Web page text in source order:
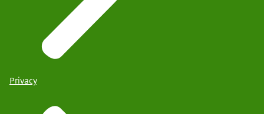
Privacy